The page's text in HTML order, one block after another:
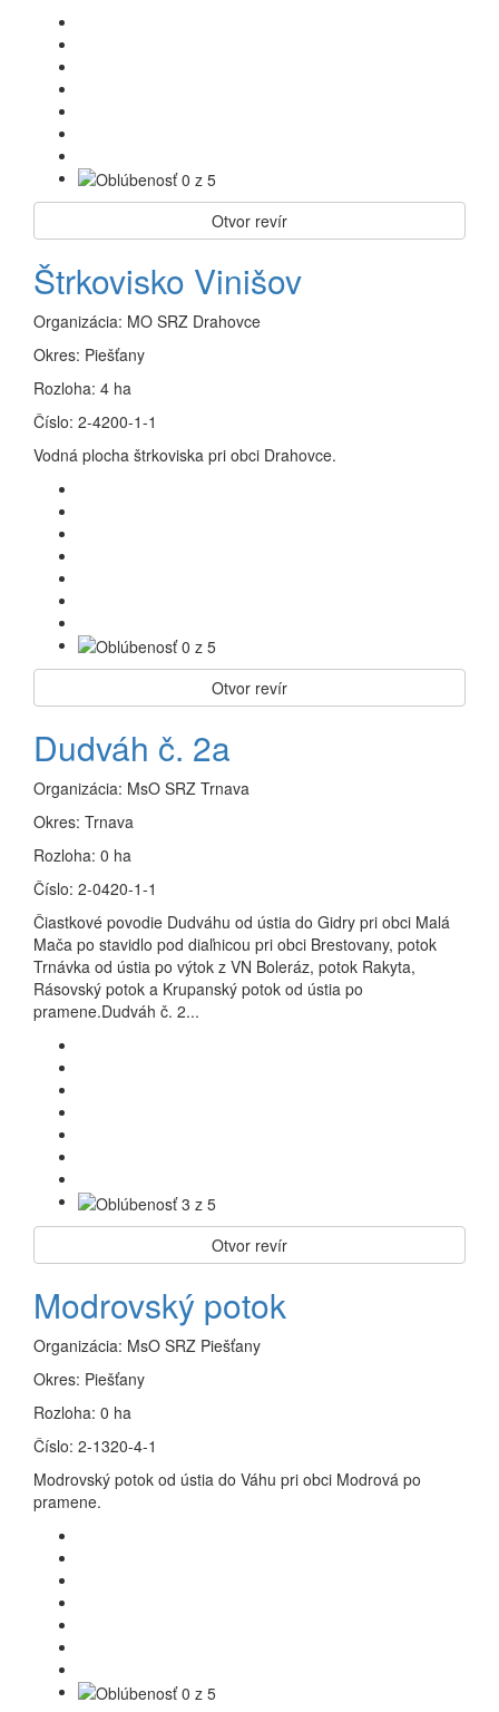
Otvor revír
Štrkovisko Vinišov
Organizácia: MO SRZ Drahovce
Okres: Piešťany
Rozloha: 4 ha
Číslo: 2-4200-1-1
Vodná plocha štrkoviska pri obci Drahovce.
Otvor revír
Dudváh č. 2a
Organizácia: MsO SRZ Trnava
Okres: Trnava
Rozloha: 0 ha
Číslo: 2-0420-1-1
Čiastkové povodie Dudváhu od ústia do Gidry pri obci Malá
Mača po stavidlo pod diaľnicou pri obci Brestovany, potok
Trnávka od ústia po výtok z VN Boleráz, potok Rakyta,
Rásovský potok a Krupanský potok od ústia po
pramene.Dudváh č. 2...
Otvor revír
Modrovský potok
Organizácia: MsO SRZ Piešťany
Okres: Piešťany
Rozloha: 0 ha
Číslo: 2-1320-4-1
Modrovský potok od ústia do Váhu pri obci Modrová po
pramene.